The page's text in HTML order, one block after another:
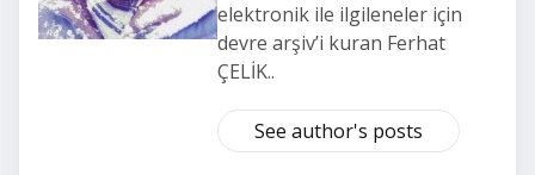
elektronik ile ilgileneler için
devre arşiv’i kuran Ferhat
ÇELİK..
See author's posts